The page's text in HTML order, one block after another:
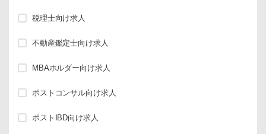
税理士向け求人
不動産鑑定士向け求人
MBAホルダー向け求人
ポストコンサル向け求人
ポストIBD向け求人